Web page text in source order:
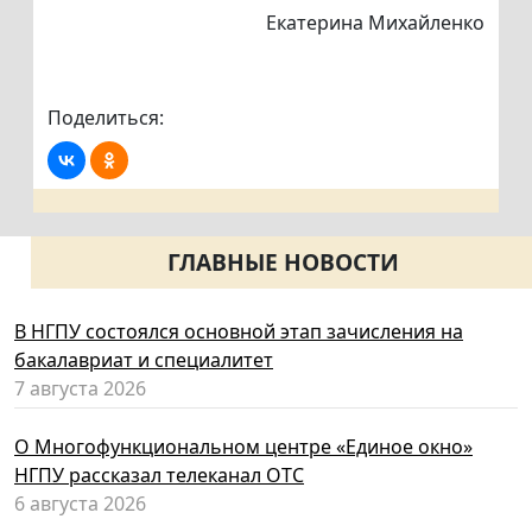
Екатерина Михайленко
Поделиться:
ГЛАВНЫЕ НОВОСТИ
В НГПУ состоялся основной этап зачисления на
бакалавриат и специалитет
7 августа 2026
О Многофункциональном центре «Единое окно»
НГПУ рассказал телеканал ОТС
6 августа 2026